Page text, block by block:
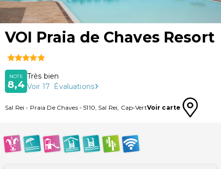
VOI Praia de Chaves Resort
NOTE
8,4
Très bien
Voir 17 Évaluations
Sal Rei - Praia De Chaves-5110, Sal Rei, Cap-VertVoir carte